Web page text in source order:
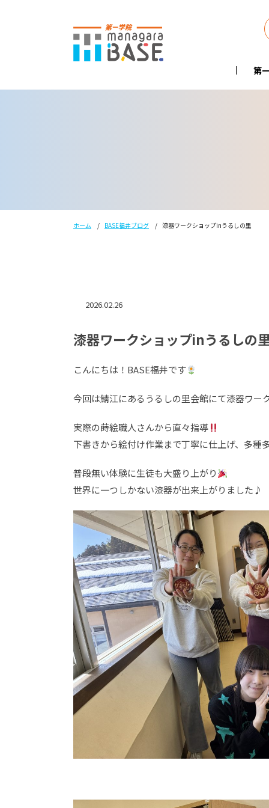
第
ホーム BASE福井ブログ 漆器ワークショップinうるしの里
2026.02.26
漆器ワークショップinうるしの
こんにちは！BASE福井です
今回は鯖江にあるうるしの里会館にて漆器ワ
実際の蒔絵職人さんから直々指導
下書きから絵付け作業まで丁寧に仕上げ、多種
普段無い体験に生徒も大盛り上がり
世界に一つしかない漆器が出来上がりました♪